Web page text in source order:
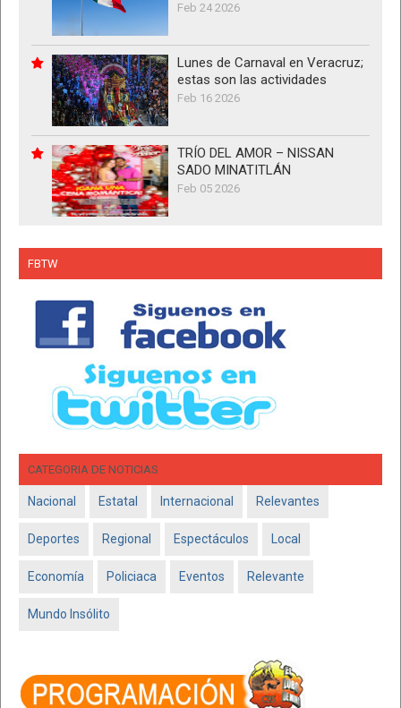
Feb 24 2026
Lunes de Carnaval en Veracruz;
estas son las actividades
Feb 16 2026
TRÍO DEL AMOR – NISSAN
SADO MINATITLÁN
Feb 05 2026
FBTW
CATEGORIA DE NOTICIAS
Nacional Estatal Internacional Relevantes
Deportes Regional Espectáculos Local
Economía Policiaca Eventos Relevante
Mundo Insólito